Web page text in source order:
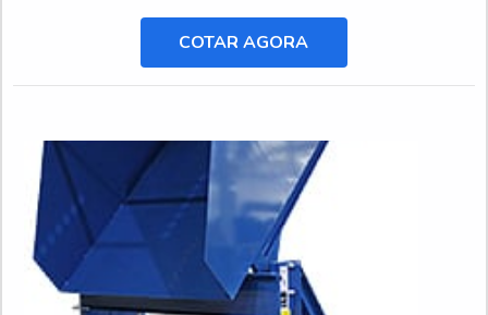
civil, mineração e agricultura, e está sujeito a desgastes e
danos ao longo do tempo.COTAR AGORA